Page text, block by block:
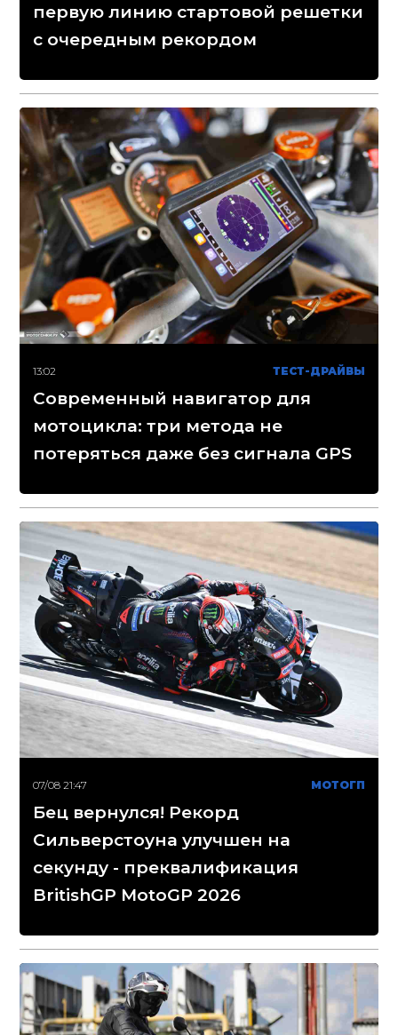
первую линию стартовой решетки
с очередным рекордом
13:02 ТЕСТ-ДРАЙВЫ
Современный навигатор для
мотоцикла: три метода не
потеряться даже без сигнала GPS
07/08 21:47 МОТОГП
Бец вернулся! Рекорд
Сильверстоуна улучшен на
секунду - преквалификация
BritishGP MotoGP 2026